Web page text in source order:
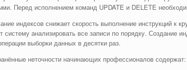
Перед исполнением команд UPDATE и DELETE
индексов снижает скорость выполнение инструкций к
систему анализировать все записи по порядку. Создание
выборки данных в десятки раз.
неточности начинающих профессионалов содержат: